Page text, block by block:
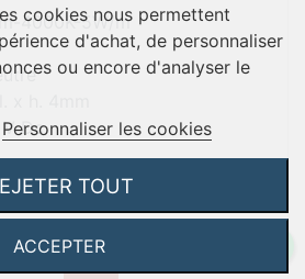
4000K-5W/m
x h. 4mm
Dc
face en applique, sur le plan
de la led: 1.5 m (avec 1 fiche
€ TTC 
cookies nous permettent
d'achat, de personnaliser
ou encore d'analyser le
Personnaliser les cookies
TOUT
ACCEPTER